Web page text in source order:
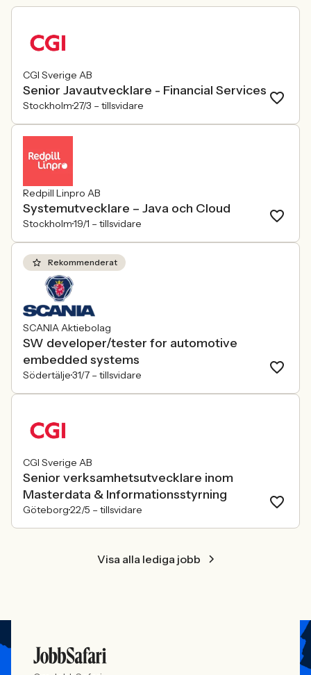
praktiken.
CGI Sverige AB
Senior Javautvecklare - Financial Services
Stockholm27/3 – tillsvidare
Redpill Linpro AB
Systemutvecklare – Java och Cloud
Stockholm19/1 – tillsvidare
Rekommenderat
SCANIA Aktiebolag
SW developer/tester for automotive
embedded systems
Södertälje31/7 – tillsvidare
CGI Sverige AB
Senior verksamhetsutvecklare inom
Masterdata & Informationsstyrning
Göteborg22/5 – tillsvidare
Visa alla lediga jobb